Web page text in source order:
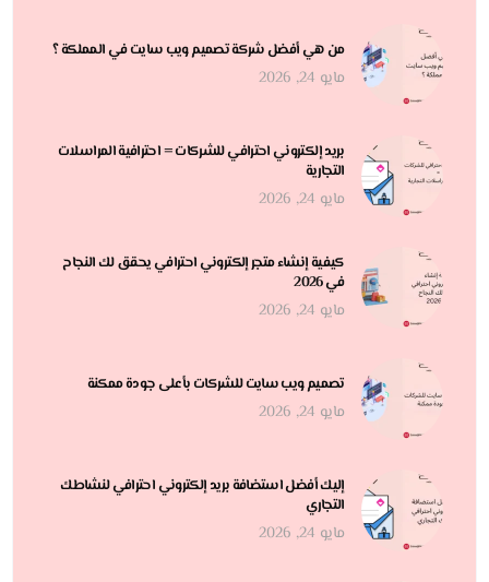
من هي أفضل شركة تصميم ويب سايت في المملكة ؟
مايو 24, 2026
بريد إلكتروني احترافي للشركات = احترافية المراسلات
التجارية
مايو 24, 2026
كيفية إنشاء متجر إلكتروني احترافي يحقق لك النجاح
في 2026
مايو 24, 2026
تصميم ويب سايت للشركات بأعلى جودة ممكنة
مايو 24, 2026
إليك أفضل استضافة بريد إلكتروني احترافي لنشاطك
التجاري
مايو 24, 2026